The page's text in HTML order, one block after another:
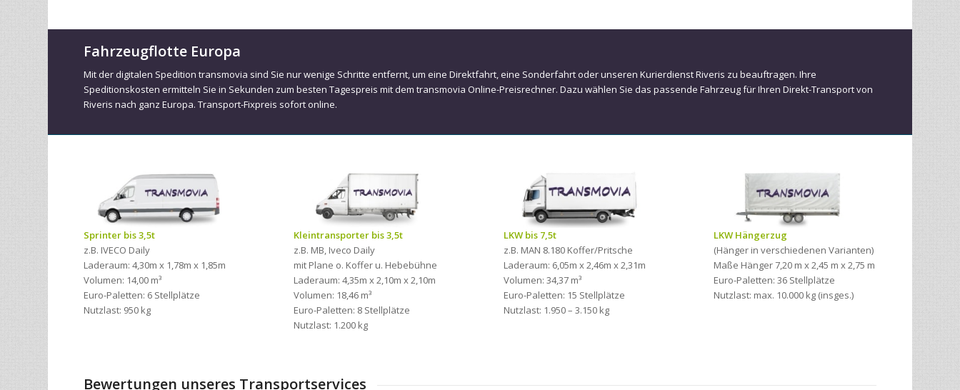
Fahrzeugflotte Europa
Mit der digitalen Spedition transmovia sind Sie nur wenige Schritte entfernt, um eine Direktfahrt, eine Sonderfahrt oder unseren Kurierdienst Riveris zu beauftragen. Ihre
Speditionskosten ermitteln Sie in Sekunden zum besten Tagespreis mit dem transmovia Online-Preisrechner. Dazu wählen Sie das passende Fahrzeug für Ihren Direkt-Transport von
Riveris nach ganz Europa. Transport-Fixpreis sofort online.
Sprinter bis 3,5t
z.B. IVECO Daily
Laderaum: 4,30m x 1,78m x 1,85m
Volumen: 14,00 m³
Euro-Paletten: 6 Stellplätze
Nutzlast: 950 kg
Kleintransporter bis 3,5t
z.B. MB, Iveco Daily
mit Plane o. Koffer u. Hebebühne
Laderaum: 4,35m x 2,10m x 2,10m
Volumen: 18,46 m³
Euro-Paletten: 8 Stellplätze
Nutzlast: 1.200 kg
LKW bis 7,5t
z.B. MAN 8.180 Koffer/Pritsche
Laderaum: 6,05m x 2,46m x 2,31m
Volumen: 34,37 m³
Euro-Paletten: 15 Stellplätze
Nutzlast: 1.950 – 3.150 kg
LKW Hängerzug
(Hänger in verschiedenen Varianten)
Maße Hänger 7,20 m x 2,45 m x 2,75 m
Euro-Paletten: 36 Stellplätze
Nutzlast: max. 10.000 kg (insges.)
Bewertungen unseres Transportservices